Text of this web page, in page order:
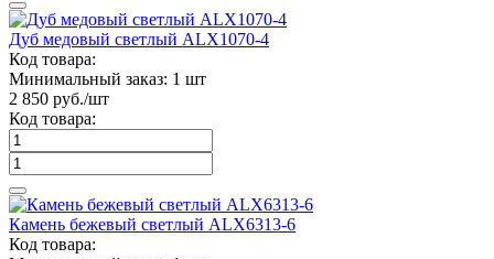
Дуб медовый светлый ALX1070-4
Код товара:
Минимальный заказ: 1 шт
2 850 руб./шт
Код товара:
Камень бежевый светлый ALX6313-6
Код товара: